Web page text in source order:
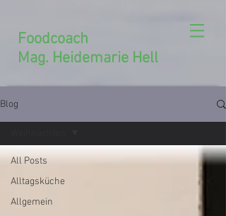
Foodcoach
Mag. Heidemarie Hell
Blog
All Posts
Alltagsküche
Allgemein